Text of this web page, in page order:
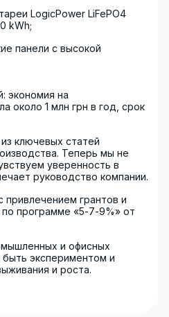
LogicPower LiFePO4
kWh;
панели с высокой
экономия на
около 1 млн грн в год, срок
ключевых статей
Теперь мы не
уверенность в
руководство компании.
привлечением грантов и
по программе «5-7-9%» от
и офисных
экспериментом и
и роста.